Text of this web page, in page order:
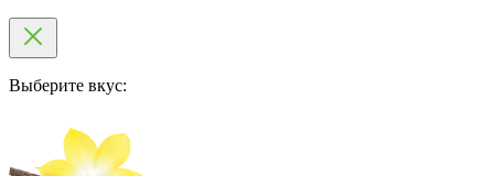
Выберите вкус: